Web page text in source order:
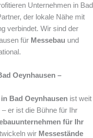
Unternehmen in Bad
der lokale Nähe mit
verbindet. Wir sind der
für Messebau und
Oeynhausen –
Bad Oeynhausen ist weit
er ist die Bühne für Ihr
für Ihr
wir Messestände